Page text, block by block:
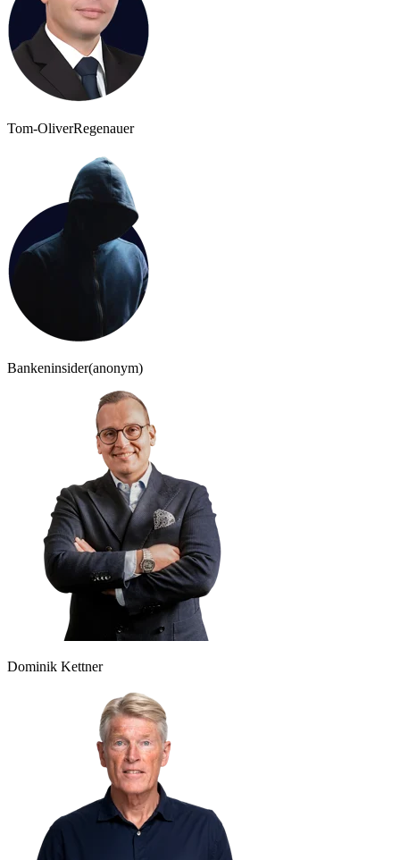
Tom-OliverRegenauer
Bankeninsider(anonym)
Dominik Kettner